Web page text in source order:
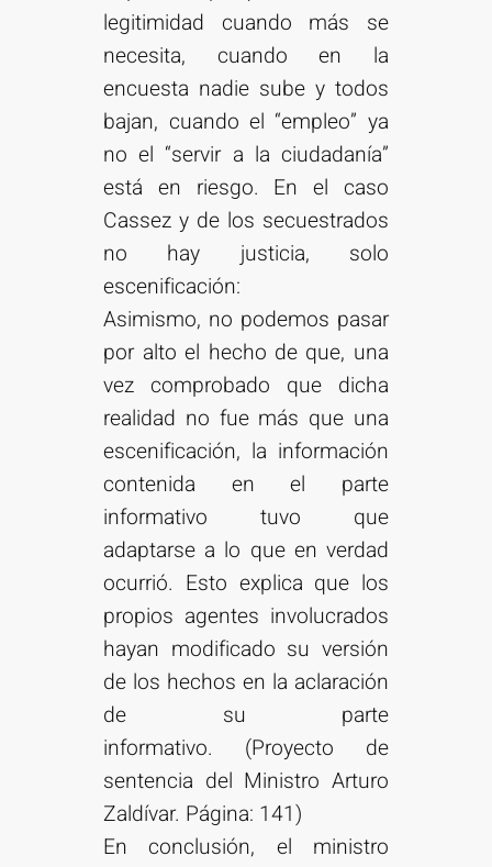
legitimidad cuando más se
necesita, cuando en la
encuesta nadie sube y todos
bajan, cuando el “empleo” ya
no el “servir a la ciudadanía”
está en riesgo. En el caso
Cassez y de los secuestrados
no hay justicia, solo
escenificación:
Asimismo, no podemos pasar
por alto el hecho de que, una
vez comprobado que dicha
realidad no fue más que una
escenificación, la información
contenida en el parte
informativo tuvo que
adaptarse a lo que en verdad
ocurrió. Esto explica que los
propios agentes involucrados
hayan modificado su versión
de los hechos en la aclaración
de su parte
informativo. (Proyecto de
sentencia del Ministro Arturo
Zaldívar. Página: 141)
En conclusión, el ministro